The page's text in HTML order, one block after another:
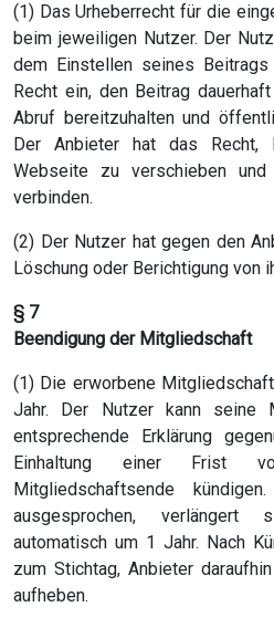
(1) Das Urheberrecht für die
beim jeweiligen Nutzer. Der
dem Einstellen seines
Recht ein, den Beitrag
Abruf bereitzuhalten und
Der Anbieter hat das Recht,
Webseite zu verschieben
verbinden.
(2) Der Nutzer hat gegen den
Löschung oder Berichtigung von
§ 7
Beendigung der Mitgliedschaft
(1) Die erworbene
Jahr. Der Nutzer kann seine
entsprechende Erklärung
Einhaltung einer Frist
Mitgliedschaftsende
ausgesprochen,
automatisch um 1 Jahr. Nach
zum Stichtag, Anbieter
aufheben.